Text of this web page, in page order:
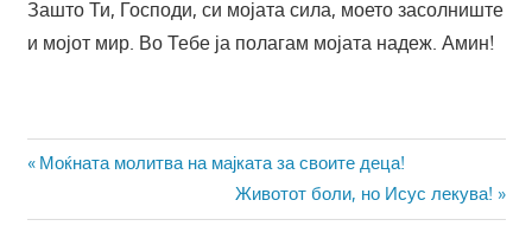
Зашто Ти, Господи, си мојата сила, моето засолниште
и мојот мир. Во Тебе ја полагам мојата надеж. Амин!
Навигација
на
Previous
Моќната молитва на мајката за своите деца!
Next
Животот боли, но Исус лекува!